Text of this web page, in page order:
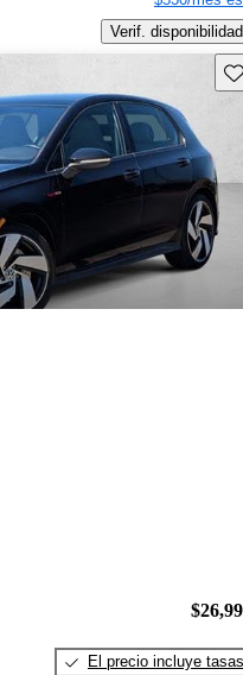
Verif. disponibilidad
El precio incluye tasas